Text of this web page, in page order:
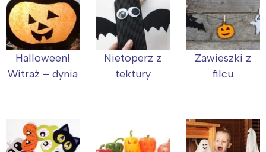
Halloween!
Witraż – dynia
Nietoperz z
tektury
Zawieszki z
filcu